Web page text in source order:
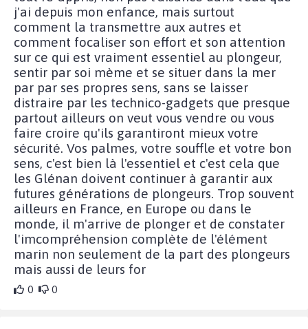
j'ai depuis mon enfance, mais surtout
comment la transmettre aux autres et
comment focaliser son effort et son attention
sur ce qui est vraiment essentiel au plongeur,
sentir par soi mème et se situer dans la mer
par par ses propres sens, sans se laisser
distraire par les technico-gadgets que presque
partout ailleurs on veut vous vendre ou vous
faire croire qu'ils garantiront mieux votre
sécurité. Vos palmes, votre souffle et votre bon
sens, c'est bien là l'essentiel et c'est cela que
les Glénan doivent continuer à garantir aux
futures générations de plongeurs. Trop souvent
ailleurs en France, en Europe ou dans le
monde, il m'arrive de plonger et de constater
l'imcompréhension complète de l'élément
marin non seulement de la part des plongeurs
mais aussi de leurs for
0 0